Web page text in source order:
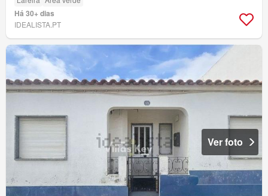
Há 30+ dias
IDEALISTA.PT
Ver foto